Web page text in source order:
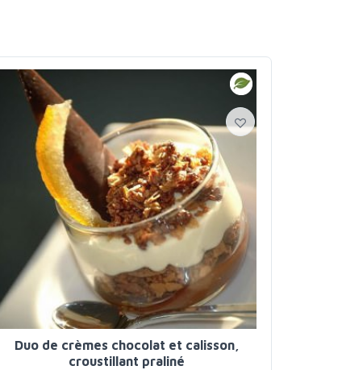
Duo de crèmes chocolat et calisson,
croustillant praliné